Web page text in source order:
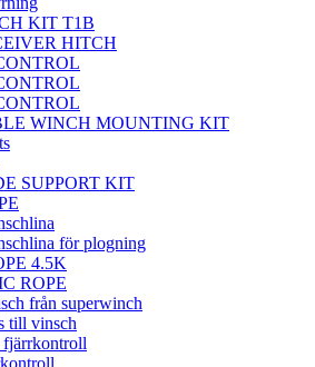
KIT T1B
HITCH
WINCH MOUNTING KIT
SUPPORT KIT
för plogning
4.5K
ROPE
från superwinch
till vinsch
fjärrkontroll